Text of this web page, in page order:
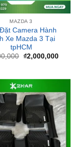
Camera Hành
Xe Mazda 3 Tại
tpHCM
Giá
gốc
là:
₫3,500,000.
₫2,000,000